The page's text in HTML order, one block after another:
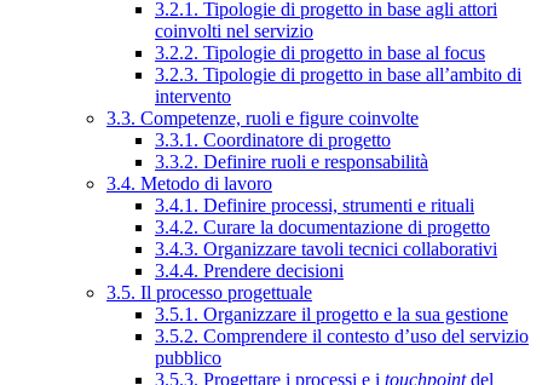
3.2.1. Tipologie di progetto in base agli attori
coinvolti nel servizio
3.2.2. Tipologie di progetto in base al focus
3.2.3. Tipologie di progetto in base all’ambito di
intervento
3.3. Competenze, ruoli e figure coinvolte
3.3.1. Coordinatore di progetto
3.3.2. Definire ruoli e responsabilità
3.4. Metodo di lavoro
3.4.1. Definire processi, strumenti e rituali
3.4.2. Curare la documentazione di progetto
3.4.3. Organizzare tavoli tecnici collaborativi
3.4.4. Prendere decisioni
3.5. Il processo progettuale
3.5.1. Organizzare il progetto e la sua gestione
3.5.2. Comprendere il contesto d’uso del servizio
pubblico
3.5.3. Progettare i processi e i touchpointdel